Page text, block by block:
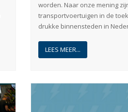
worden. Naar onze mening
transportvoertuigen in de
drukke binnensteden in
LEES MEER...